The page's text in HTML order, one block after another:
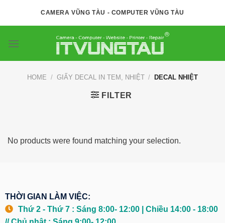
CAMERA VŨNG TÀU - COMPUTER VŨNG TÀU
HOME / GIẤY DECAL IN TEM, NHIỆT / DECAL NHIỆT
FILTER
No products were found matching your selection.
THỜI GIAN LÀM VIỆC:
Thứ 2 - Thứ 7 : Sáng 8:00- 12:00 | Chiều 14:00 - 18:00